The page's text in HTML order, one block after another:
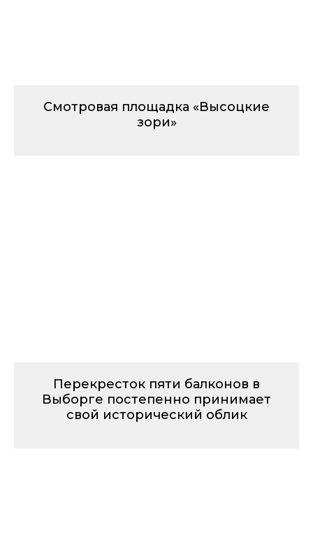
Смотровая площадка «Высоцкие
зори»
Перекресток пяти балконов в
Выборге постепенно принимает
свой исторический облик